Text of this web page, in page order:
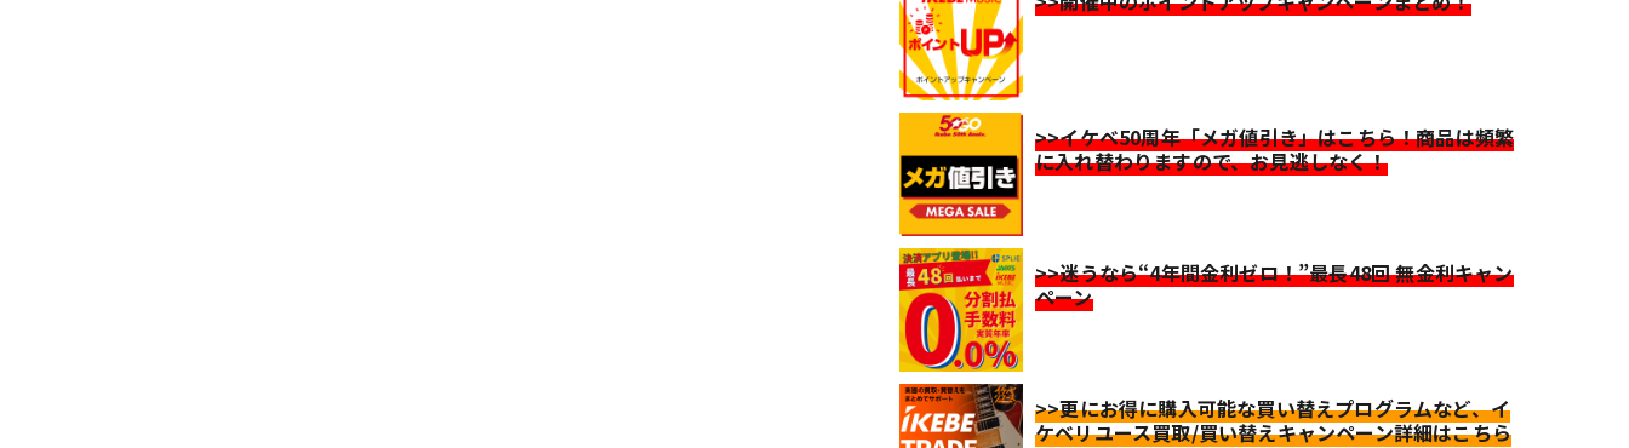
>>イケベ50周年「メガ値引き」はこちら！商品は頻繁
に入れ替わりますので、お見逃しなく！
>>迷うなら“4年間金利ゼロ！”最長48回 無金利キャン
ペーン
>>更にお得に購入可能な買い替えプログラムなど、イ
ケベリユース買取/買い替えキャンペーン詳細はこちら